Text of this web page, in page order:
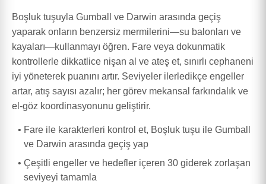
Boşluk tuşuyla Gumball ve Darwin arasında geçiş
yaparak onların benzersiz mermilerini—su balonları ve
kayaları—kullanmayı öğren. Fare veya dokunmatik
kontrollerle dikkatlice nişan al ve ateş et, sınırlı cephaneni
iyi yöneterek puanını artır. Seviyeler ilerledikçe engeller
artar, atış sayısı azalır; her görev mekansal farkındalık ve
el-göz koordinasyonunu geliştirir.
Fare ile karakterleri kontrol et, Boşluk tuşu ile Gumball
ve Darwin arasında geçiş yap
Çeşitli engeller ve hedefler içeren 30 giderek zorlaşan
seviyeyi tamamla